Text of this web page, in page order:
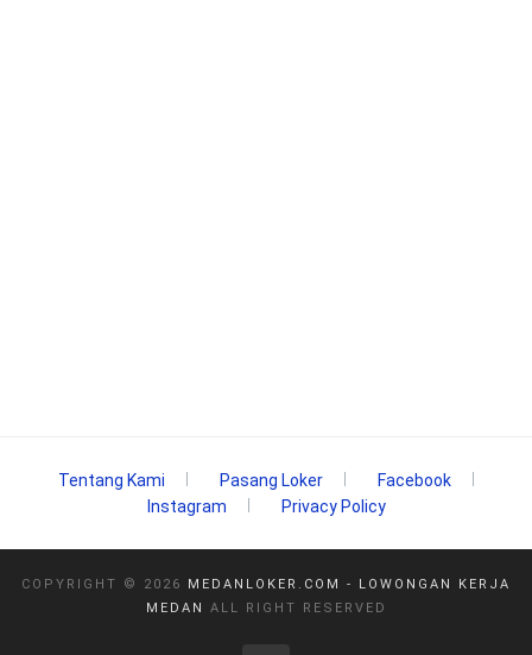
Tentang Kami Pasang Loker
Facebook
Instagram
Privacy Policy
COPYRIGHT © 2026
MEDANLOKER.COM - LOWONGAN KERJA
MEDAN
ALL RIGHT RESERVED